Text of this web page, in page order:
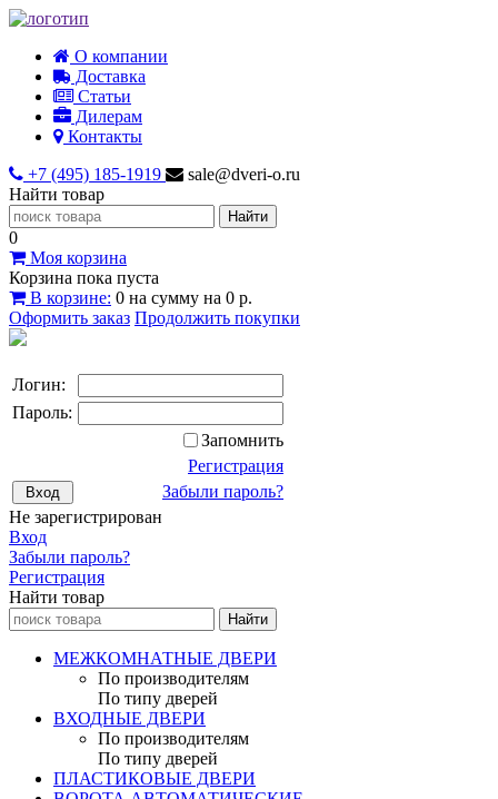
О компании
Доставка
Статьи
Дилерам
Контакты
+7 (495) 185-1919
sale@dveri-o.ru
Найти товар
0
Моя корзина
Корзина пока пуста
В корзине: 0 на сумму на 0 р.
Оформить заказ Продолжить покупки
Логин:
Пароль:
Запомнить
Регистрация
Забыли пароль?
Не зарегистрирован
Вход
Забыли пароль?
Регистрация
Найти товар
МЕЖКОМНАТНЫЕ ДВЕРИ
По производителям
По типу дверей
ВХОДНЫЕ ДВЕРИ
По производителям
По типу дверей
ПЛАСТИКОВЫЕ ДВЕРИ